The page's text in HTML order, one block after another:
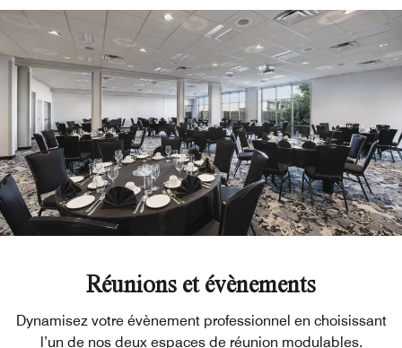
Réunions et évènements
Dynamisez votre évènement professionnel en choisissant
l’un de nos deux espaces de réunion modulables.